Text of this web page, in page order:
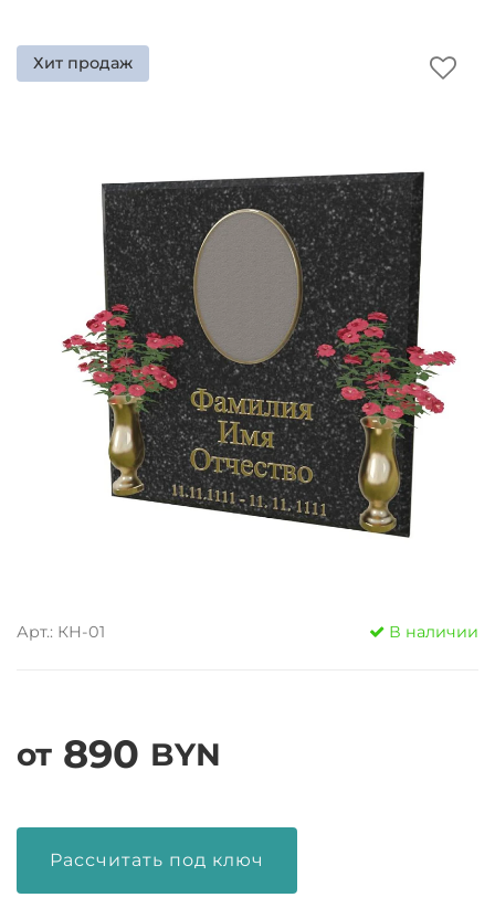
памятников для урны с
прахом
Хит продаж
Арт.: КН-01 В наличии
от 890 BYN
Рассчитать под ключ